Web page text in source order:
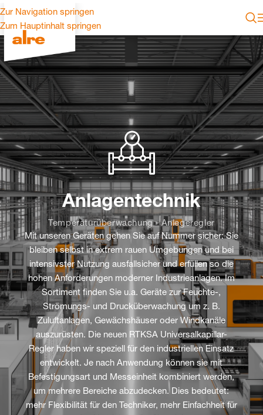
Zur Navigation springen
Zum Hauptinhalt springen
Anlagentechnik
Temperaturüberwachung › Anlegeregler
Mit unseren Geräten gehen Sie auf Nummer sicher: Sie
bleiben selbst in extrem rauen Umgebungen und bei
intensivster Nutzung ausfallsicher und erfüllen so die
hohen Anforderungen moderner Industrieanlagen. Im
Sortiment finden Sie u.a. Geräte zur Feuchte-,
Strömungs- und Drucküberwachung um z. B.
Zuluftanlagen, Gewächshäuser oder Windkanäle
auszurüsten. Die neuen RTKSA Universalkapillar-
Regler haben wir speziell für den industriellen Einsatz
entwickelt. Je nach Anwendung können sie mit
Befestigungsart und Messeinheit kombiniert werden,
um mehrere Bereiche abzudecken. Dies bedeutet:
mehr Flexibilität für den Techniker, mehr Einfachheit für